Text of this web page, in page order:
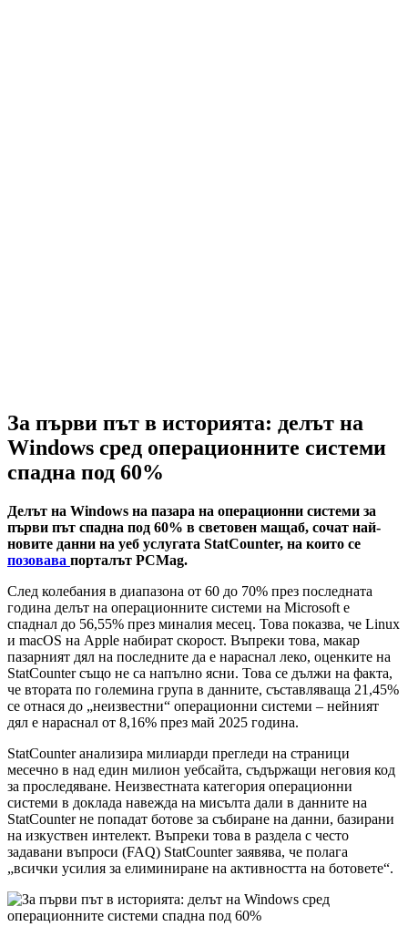
За първи път в историята: делът на
Windows сред операционните системи
спадна под 60%
Делът на Windows на пазара на операционни системи за
първи път спадна под 60% в световен мащаб, сочат най-
новите данни на уеб услугата StatCounter, на които се
позовава порталът PCMag.
След колебания в диапазона от 60 до 70% през последната
година делът на операционните системи на Microsoft е
спаднал до 56,55% през миналия месец. Това показва, че Linux
и macOS на Apple набират скорост. Въпреки това, макар
пазарният дял на последните да е нараснал леко, оценките на
StatCounter също не са напълно ясни. Това се дължи на факта,
че втората по големина група в данните, съставляваща 21,45%
се отнася до „неизвестни“ операционни системи – нейният
дял е нараснал от 8,16% през май 2025 година.
StatCounter анализира милиарди прегледи на страници
месечно в над един милион уебсайта, съдържащи неговия код
за проследяване. Неизвестната категория операционни
системи в доклада навежда на мисълта дали в данните на
StatCounter не попадат ботове за събиране на данни, базирани
на изкуствен интелект. Въпреки това в раздела с често
задавани въпроси (FAQ) StatCounter заявява, че полага
„всички усилия за елиминиране на активността на ботовете“.